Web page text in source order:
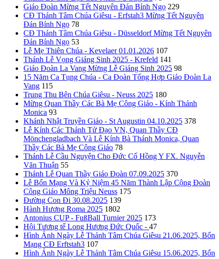
Giáo Đoàn Mừng Tết Nguyên Đán Bính Ngọ 229
CĐ Thánh Tâm Chúa Giêsu - Erfstah3 Mừng Tết Nguyên
Đán Bính Ngọ 78
CĐ Thánh Tâm Chúa Giêsu - Düsseldorf Mừng Tết Nguyên
Đán Bính Ngọ 53
Lễ Mẹ Thiên Chúa - Kevelaer 01.01.2026 107
Thánh Lễ Vọng Giáng Sinh 2025 - Krefeld 141
Giáo Đoàn La Vang Mừng Lễ Giáng Sinh 2025 98
15 Năm Ca Tụng Chúa - Ca Đoàn Tổng Hợp Giáo Đoàn La
Vang 115
Trung Thu Bên Chúa Giêsu - Neuss 2025 180
Mừng Quan Thầy Các Bà Mẹ Công Giáo - Kính Thánh
Monica 93
Khánh Nhật Truyền Giáo - St Augustin 04.10.2025 378
Lễ Kính Các Thánh Tử Đạo VN, Quan Thầy CĐ
Mönchengladbach Và Lễ Kính Bà Thánh Monica, Quan
Thầy Các Bà Mẹ Công Giáo 78
Thánh Lễ Cầu Nguyện Cho Đức Cố Hồng Y FX. Nguyễn
Văn Thuận 55
Thánh Lễ Quan Thầy Giáo Đoàn 07.09.2025 370
Lễ Bổn Mạng Và Kỷ Niệm 45 Năm Thành Lập Cộng Đoàn
Công Giáo Mông Triệu Neuss 175
Đường Con Đi 30.08.2025 139
Hành Hương Roma 2025 1802
Antonius CUP - FußBall Turnier 2025 173
Hội Tương tế Long Hương Đức Quốc - 47
Hình Ảnh Ngày Lễ Thánh Tâm Chúa Giêsu 21.06.2025, Bổn
Mạng CĐ Erftstah3 107
Hình Ảnh Ngày Lễ Thánh Tâm Chúa Giêsu 15.06.2025, Bổn